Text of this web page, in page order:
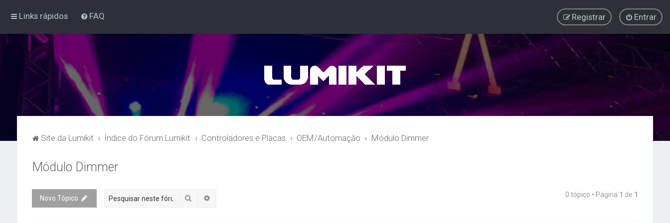
Links rápidos FAQ Entrar
Registrar
Site da Lumikit Índice do Fórum Lumikit Controladores e Placas OEM/Automação Módulo Dimmer
Módulo Dimmer
Novo Tópico Pesquisar 0 tópico • Página 1 de 1